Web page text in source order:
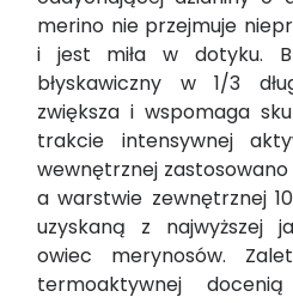
merino nie przejmuje
i jest miła w dotyku.
błyskawiczny w 1/3
zwiększa i wspomaga
trakcie intensywnej
wewnętrznej
a warstwie zewnętrznej
uzyskaną z najwyższej
owiec merynosów.
termoaktywnej